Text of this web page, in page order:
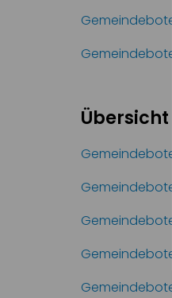
Übersicht
Gemeindebote
Gemeindebote